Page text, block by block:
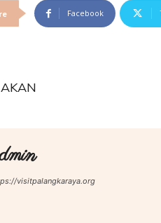
Facebook
visitpalangkaraya.org